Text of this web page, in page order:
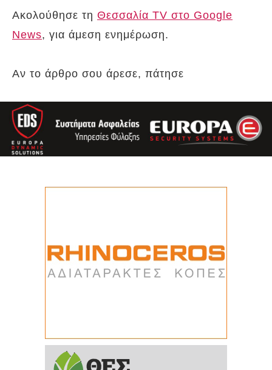
Ακολούθησε τη Θεσσαλία TV στο Google
News, για άμεση ενημέρωση.
Αν το άρθρο σου άρεσε, πάτησε